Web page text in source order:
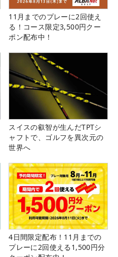
11月までのプレーに2回使え
る！コース限定3,500円クー
ポン配布中！
スイスの叡智が生んだTPTシ
ャフトで、ゴルフを異次元の
世界へ
4日間限定配布！11月までの
プレーに2回使える1,500円分